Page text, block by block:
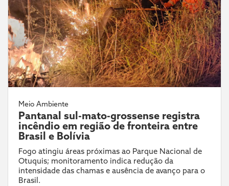
Meio Ambiente
Pantanal sul-mato-grossense registra
incêndio em região de fronteira entre
Brasil e Bolívia
Fogo atingiu áreas próximas ao Parque Nacional de
Otuquis; monitoramento indica redução da
intensidade das chamas e ausência de avanço para o
Brasil.